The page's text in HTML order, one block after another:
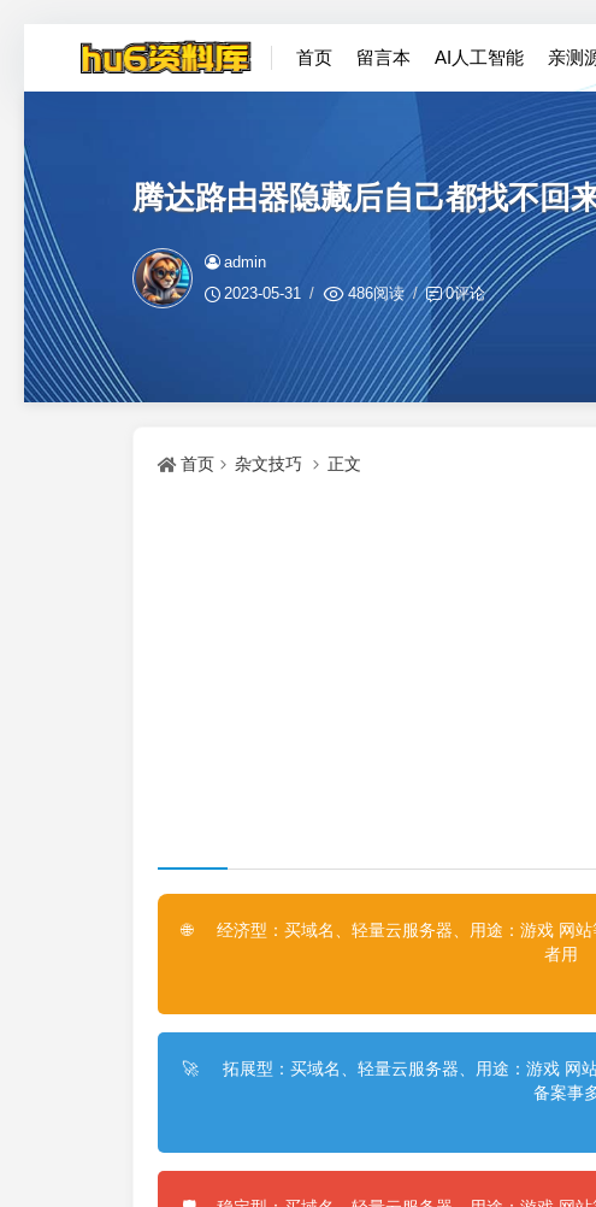
首页 留言本 AI人工智能 亲测
腾达路由器隐藏后自己都找不回
admin
2023-05-31
486阅读 0评论
首页 杂文技巧 正文
🌐
经济型：买域名、轻量云服务器、用途：游戏 网
者用
🚀
拓展型：买域名、轻量云服务器、用途：游戏 网
备案事